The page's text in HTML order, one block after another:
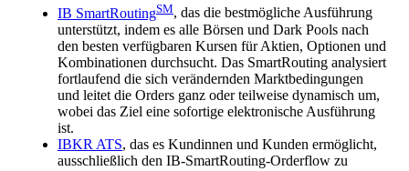
IB SmartRoutingSM, das die bestmögliche Ausführung
unterstützt, indem es alle Börsen und Dark Pools nach
den besten verfügbaren Kursen für Aktien, Optionen und
Kombinationen durchsucht. Das SmartRouting analysiert
fortlaufend die sich verändernden Marktbedingungen
und leitet die Orders ganz oder teilweise dynamisch um,
wobei das Ziel eine sofortige elektronische Ausführung
ist.
IBKR ATS, das es Kundinnen und Kunden ermöglicht,
ausschließlich den IB-SmartRouting-Orderflow zu